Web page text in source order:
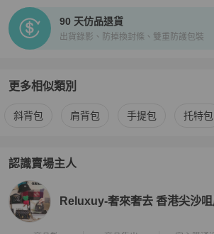
90 天仿品退貨
出貨錄影、防掉換封條、雙重防護包裝
更多相似類別
更多Celine 女包相似商品推薦
斜背包 肩背包 手提包 托特包
認識賣場主人
PopChill 拍拍圈嚴選賣家 Reluxuy-奢來
Reluxuy-奢來奢去 香港尖沙